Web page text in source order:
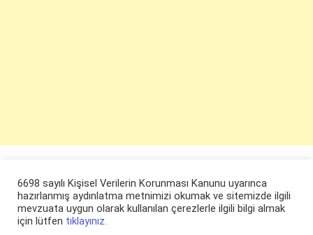
6698 sayılı Kişisel Verilerin Korunması Kanunu uyarınca
hazırlanmış aydınlatma metnimizi okumak ve sitemizde ilgili
mevzuata uygun olarak kullanılan çerezlerle ilgili bilgi almak
için lütfen tıklayınız.